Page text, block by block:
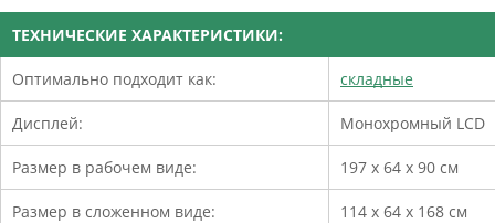
ТЕХНИЧЕСКИЕ ХАРАКТЕРИСТИКИ:
Оптимально подходит как: складные
Дисплей: Монохромный LCD
Размер в рабочем виде: 197 х 64 х 90 см
Размер в сложенном виде: 114 х 64 х 168 см